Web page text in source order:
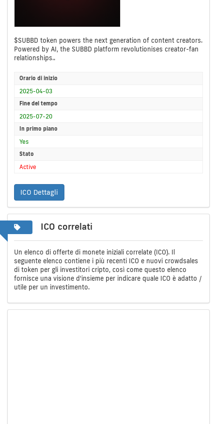
$SUBBD token powers the next generation of content creators.
Powered by AI, the SUBBD platform revolutionises creator-fan
relationships..
Orario di inizio
2025-04-03
Fine del tempo
2025-07-20
In primo piano
Yes
Stato
Active
ICO Dettagli
ICO correlati
Un elenco di offerte di monete iniziali correlate (ICO). Il
seguente elenco contiene i più recenti ICO e nuovi crowdsales
di token per gli investitori cripto, così come questo elenco
fornisce una visione d'insieme per indicare quale ICO è adatto /
utile per un investimento.